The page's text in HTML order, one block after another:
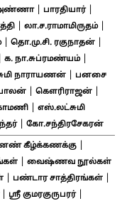
அண்ணா| பாரதியார்|
லா.ச.ராமாமிருதம்|
| தொ.மு.சி. ரகுநாதன்|
க. நா.சுப்ரமண்யம்|
நாராயணன்
பனசை
| கௌரிராஜன்|
|
எஸ்.லட்சுமி
| கோ.சந்திரசேகரன்
கீழ்க்கணக்கு|
| வைஷ்ணவ நூல்கள்
பண்டார சாத்திரங்கள்
ஸ்ரீ குமரகுருபரர்|